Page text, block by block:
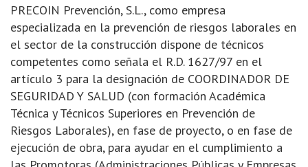
PRECOIN Prevención, S.L., como empresa
especializada en la prevención de riesgos laborales en
el sector de la construcción dispone de técnicos
competentes como señala el R.D. 1627/97 en el
artículo 3 para la designación de COORDINADOR DE
SEGURIDAD Y SALUD (con formación Académica
Técnica y Técnicos Superiores en Prevención de
Riesgos Laborales), en fase de proyecto, o en fase de
ejecución de obra, para ayudar en el cumplimiento a